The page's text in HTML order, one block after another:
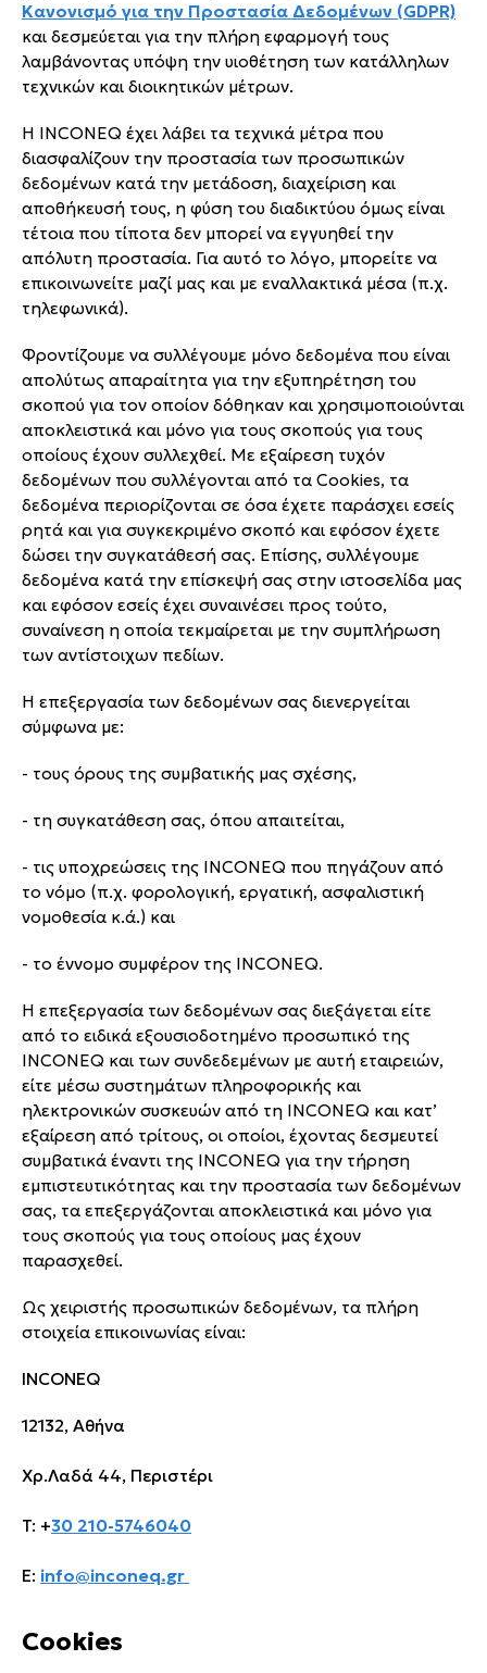
Κανονισμό για την Προστασία Δεδομένων (GDPR)
και δεσμεύεται για την πλήρη εφαρμογή τους
λαμβάνοντας υπόψη την υιοθέτηση των κατάλληλων
τεχνικών και διοικητικών μέτρων.
Η INCONEQ έχει λάβει τα τεχνικά μέτρα που
διασφαλίζουν την προστασία των προσωπικών
δεδομένων κατά την μετάδοση, διαχείριση και
αποθήκευσή τους, η φύση του διαδικτύου όμως είναι
τέτοια που τίποτα δεν μπορεί να εγγυηθεί την
απόλυτη προστασία. Για αυτό το λόγο, μπορείτε να
επικοινωνείτε μαζί μας και με εναλλακτικά μέσα (π.χ.
τηλεφωνικά).
Φροντίζουμε να συλλέγουμε μόνο δεδομένα που είναι
απολύτως απαραίτητα για την εξυπηρέτηση του
σκοπού για τον οποίον δόθηκαν και χρησιμοποιούνται
αποκλειστικά και μόνο για τους σκοπούς για τους
οποίους έχουν συλλεχθεί. Με εξαίρεση τυχόν
δεδομένων που συλλέγονται από τα Cookies, τα
δεδομένα περιορίζονται σε όσα έχετε παράσχει εσείς
ρητά και για συγκεκριμένο σκοπό και εφόσον έχετε
δώσει την συγκατάθεσή σας. Επίσης, συλλέγουμε
δεδομένα κατά την επίσκεψή σας στην ιστοσελίδα μας
και εφόσον εσείς έχει συναινέσει προς τούτο,
συναίνεση η οποία τεκμαίρεται με την συμπλήρωση
των αντίστοιχων πεδίων.
Η επεξεργασία των δεδομένων σας διενεργείται
σύμφωνα με:
- τους όρους της συμβατικής μας σχέσης,
- τη συγκατάθεση σας, όπου απαιτείται,
- τις υποχρεώσεις της INCONEQ που πηγάζουν από
το νόμο (π.χ. φορολογική, εργατική, ασφαλιστική
νομοθεσία κ.ά.) και
- το έννομο συμφέρον της INCONEQ.
Η επεξεργασία των δεδομένων σας διεξάγεται είτε
από το ειδικά εξουσιοδοτημένο προσωπικό της
INCONEQ και των συνδεδεμένων με αυτή εταιρειών,
είτε μέσω συστημάτων πληροφορικής και
ηλεκτρονικών συσκευών από τη INCONEQ και κατ’
εξαίρεση από τρίτους, οι οποίοι, έχοντας δεσμευτεί
συμβατικά έναντι της INCONEQ για την τήρηση
εμπιστευτικότητας και την προστασία των δεδομένων
σας, τα επεξεργάζονται αποκλειστικά και μόνο για
τους σκοπούς για τους οποίους μας έχουν
παρασχεθεί.
Ως χειριστής προσωπικών δεδομένων, τα πλήρη
στοιχεία επικοινωνίας είναι:
INCONEQ
12132, Αθήνα
Χρ.Λαδά 44, Περιστέρι
T: +30 210-5746040
Ε: info@inconeq.gr
Cookies